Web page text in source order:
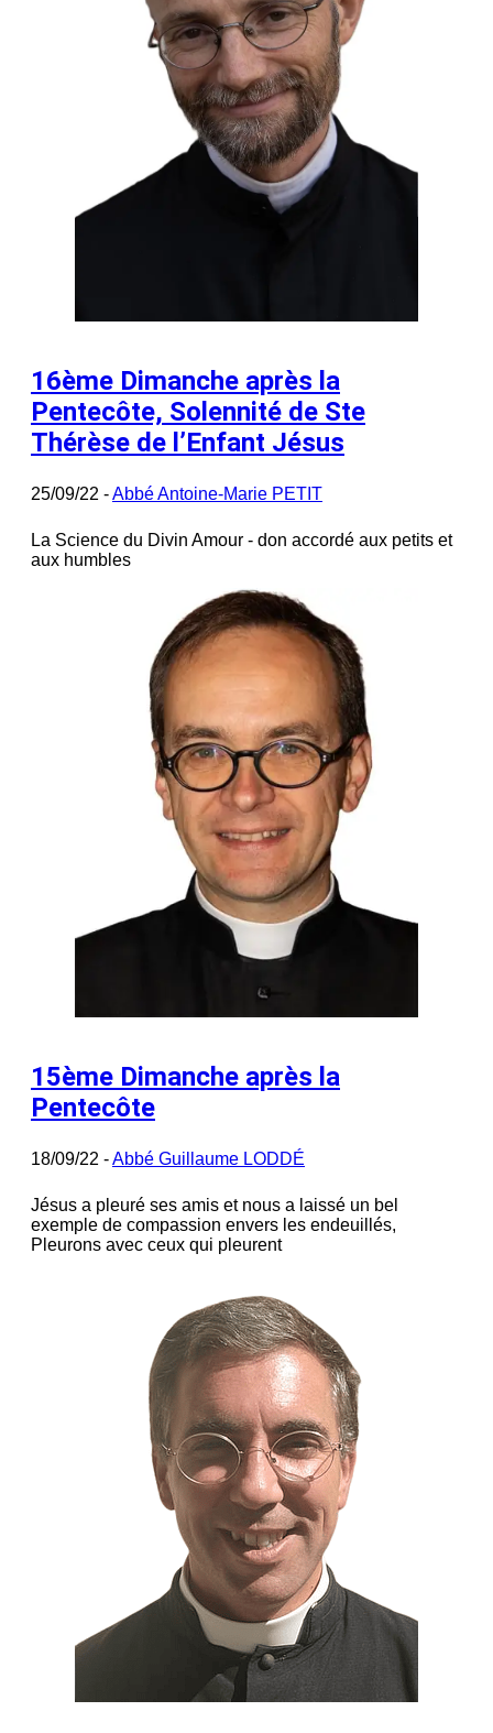
16ème Dimanche après la
Pentecôte, Solennité de Ste
Thérèse de l’Enfant Jésus
25/09/22 -Abbé Antoine-Marie PETIT
La Science du Divin Amour - don accordé aux petits et
aux humbles
15ème Dimanche après la
Pentecôte
18/09/22 -Abbé Guillaume LODDÉ
Jésus a pleuré ses amis et nous a laissé un bel
exemple de compassion envers les endeuillés,
Pleurons avec ceux qui pleurent